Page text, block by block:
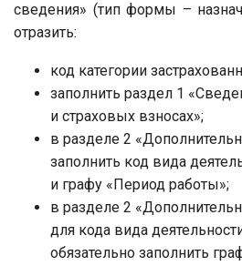
сведения» (тип формы –
отразить:
код категории
заполнить раздел 1
и страховых взносах»;
в разделе 2
заполнить код вида
и графу «Период работы»;
в разделе 2
для кода вида
обязательно заполнить